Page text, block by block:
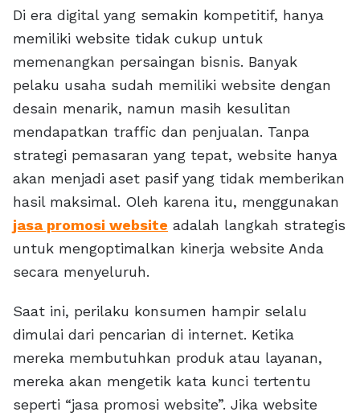
Di era digital yang semakin kompetitif, hanya
memiliki website tidak cukup untuk
memenangkan persaingan bisnis. Banyak
pelaku usaha sudah memiliki website dengan
desain menarik, namun masih kesulitan
mendapatkan traffic dan penjualan. Tanpa
strategi pemasaran yang tepat, website hanya
akan menjadi aset pasif yang tidak memberikan
hasil maksimal. Oleh karena itu, menggunakan
jasa promosi website adalah langkah strategis
untuk mengoptimalkan kinerja website Anda
secara menyeluruh.
Saat ini, perilaku konsumen hampir selalu
dimulai dari pencarian di internet. Ketika
mereka membutuhkan produk atau layanan,
mereka akan mengetik kata kunci tertentu
seperti “jasa promosi website”. Jika website